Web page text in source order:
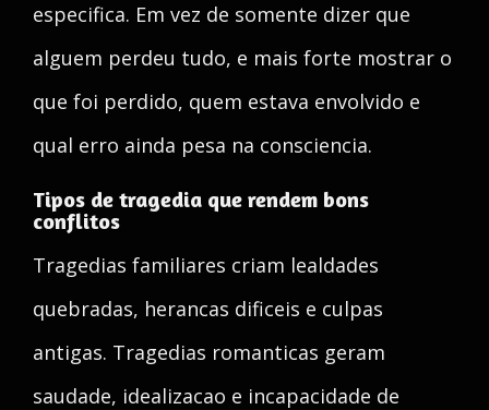
especifica. Em vez de somente dizer que
alguem perdeu tudo, e mais forte mostrar o
que foi perdido, quem estava envolvido e
qual erro ainda pesa na consciencia.
Tipos de tragedia que rendem bons
conflitos
Tragedias familiares criam lealdades
quebradas, herancas dificeis e culpas
antigas. Tragedias romanticas geram
saudade, idealizacao e incapacidade de